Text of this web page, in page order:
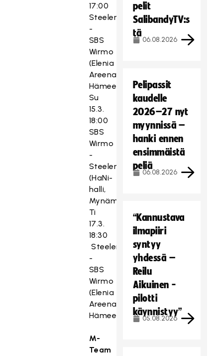
17:00
Steelers
-
SBS
Wirmo
(Elenia
Areena,
Hämeenlinna)
Su
15.3.
18:00
SBS
Wirmo
-
Steelers
(HaNi-
halli,
Mynämäki)
Ti
17.3.
18:30
Steelers
-
SBS
Wirmo
(Elenia
Areena,
Hämeenlinna)
M-
Team
pelit
SalibandyTV:s
tä
06.08.2026
Pelipassit
kaudelle
2026–27 nyt
myynnissä –
hanki ennen
ensimmäistä
peliä
06.08.2026
“Kannustava
ilmapiiri
syntyy
yhdessä –
Reilu
Aikuinen -
pilotti
käynnistyy”
05.08.2026